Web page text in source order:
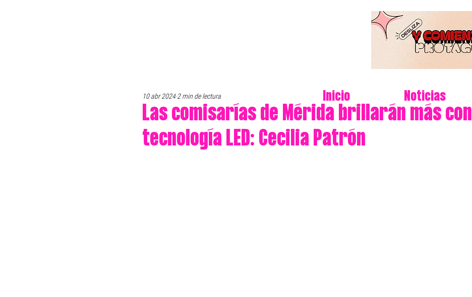
Las comisarías de Mérida brillarán más con
tecnología LED: Cecilia Patrón
10 abr 20242 min de lectura Inicio Noticias